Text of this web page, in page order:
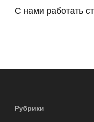
С нами работать
Рубрики